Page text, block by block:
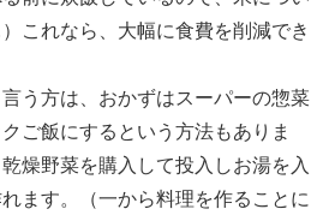
これなら、大幅に食費を削減でき
う方は、おかずはスーパーの惣菜
ご飯にするという方法もありま
燥野菜を購入して投入しお湯を入
ます。（一から料理を作ることに